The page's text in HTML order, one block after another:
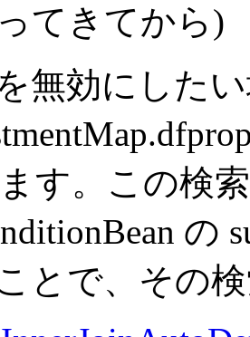
てきてから)
無効にした
す。この検
の
とで、その